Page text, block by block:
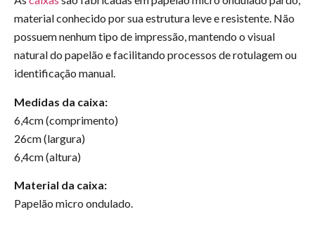
material conhecido por sua estrutura leve e resistente. Não
possuem nenhum tipo de impressão, mantendo o visual
natural do papelão e facilitando processos de rotulagem ou
identificação manual.
Medidas da caixa:
6,4cm (comprimento)
26cm (largura)
6,4cm (altura)
Material da caixa:
Papelão micro ondulado.